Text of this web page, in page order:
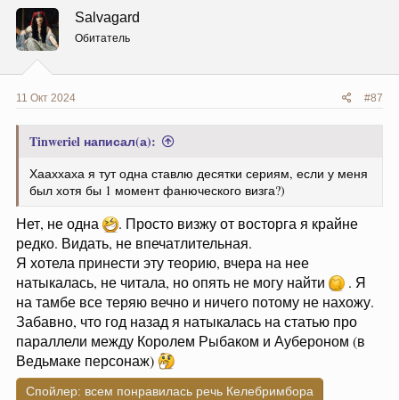
ц
и
и
:
Salvagard
Обитатель
11 Окт 2024 #87
Tinweriel написал(а):
Хааххаха я тут одна ставлю десятки сериям, если у меня
был хотя бы 1 момент фанюческого визга?)
Нет, не одна
. Просто визжу от восторга я крайне
редко. Видать, не впечатлительная.
Я хотела принести эту теорию, вчера на нее
натыкалась, не читала, но опять не могу найти
. Я
на тамбе все теряю вечно и ничего потому не нахожу.
Забавно, что год назад я натыкалась на статью про
параллели между Королем Рыбаком и Аубероном (в
Ведьмаке персонаж)
Спойлер: всем понравилась речь Келебримбора